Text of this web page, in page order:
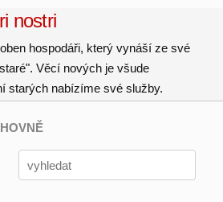
nostri
hospodáři, který vynáší ze své
Věcí nových je všude
starých nabízíme své služby.